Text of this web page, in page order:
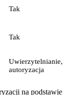
Tak
Tak
Uwierzytelnianie,
autoryzacja
na podstawie